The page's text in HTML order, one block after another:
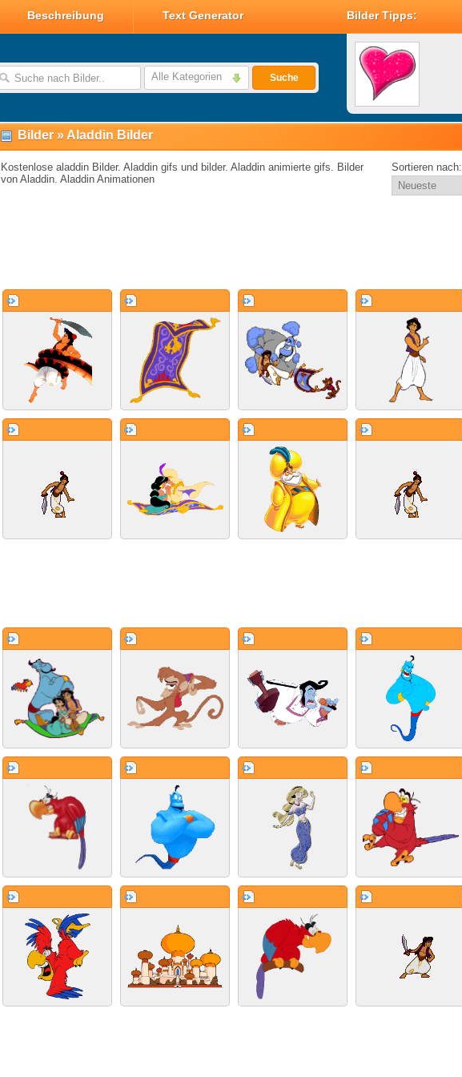
Beschreibung Text Generator Bilder Tipps:
Alle Kategorien Suche
Valentin Bilder
Valentin Smileys
Disney Valentin Bilder
Bilder » Aladdin Bilder
Kostenlose aladdin Bilder. Aladdin gifs und bilder. Aladdin animierte gifs. Bilder
von Aladdin. Aladdin Animationen
Sortieren nach: